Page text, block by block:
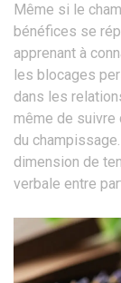
Même si le
bénéfices se
apprenant à
les blocages
dans les
même de
du
dimension de
verbale entre